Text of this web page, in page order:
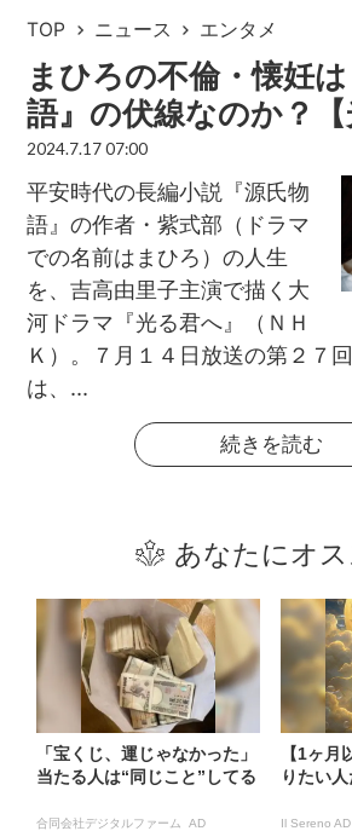
TOP ニュース エンタメ
まひろの不倫・懐妊
語』の伏線なのか？【
2024.7.17 07:00
平安時代の長編小説『源氏物
語』の作者・紫式部（ドラマ
での名前はまひろ）の人生
を、吉高由里子主演で描く大
河ドラマ『光る君へ』（ＮＨ
Ｋ）。７月１４日放送の第２７
は、...
続きを読む
あなたにオス
「宝くじ、運じゃなかった」
当たる人は“同じこと”してる
合同会社デジタルファーム AD
【1ヶ月
りたい人
Il Sereno AD